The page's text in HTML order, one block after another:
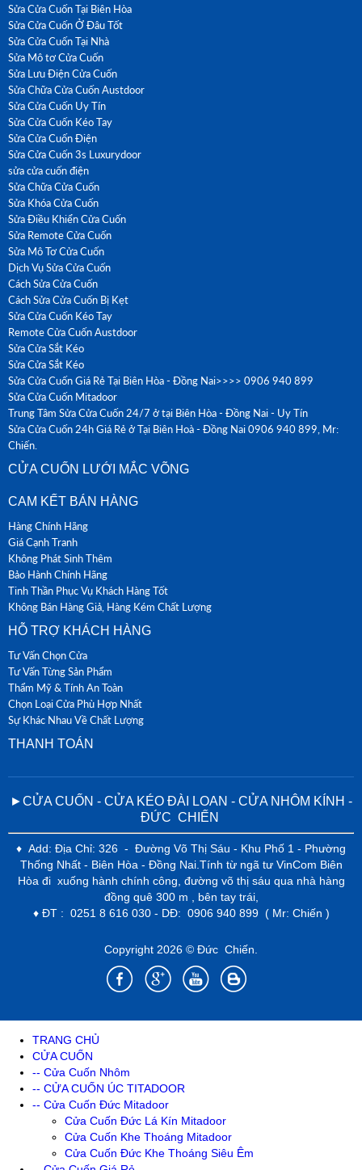
Sửa Cửa Cuốn Tại Biên Hòa
Sửa Cửa Cuốn Ở Đâu Tốt
Sửa Cửa Cuốn Tại Nhà
Sửa Mô tơ Cửa Cuốn
Sửa Lưu Điện Cửa Cuốn
Sửa Chữa Cửa Cuốn Austdoor
Sửa Cửa Cuốn Uy Tín
Sửa Cửa Cuốn Kéo Tay
Sửa Cửa Cuốn Điện
Sửa Cửa Cuốn 3s Luxurydoor
sửa cửa cuốn điện
Sửa Chữa Cửa Cuốn
Sửa Khóa Cửa Cuốn
Sửa Điều Khiển Cửa Cuốn
Sửa Remote Cửa Cuốn
Sửa Mô Tơ Cửa Cuốn
Dịch Vụ Sửa Cửa Cuốn
Cách Sửa Cửa Cuốn
Cách Sửa Cửa Cuốn Bị Kẹt
Sửa Cửa Cuốn Kéo Tay
Remote Cửa Cuốn Austdoor
Sửa Cửa Sắt Kéo
Sửa Cửa Sắt Kéo
Sửa Cửa Cuốn Giá Rẻ Tại Biên Hòa - Đồng Nai>>>> 0906 940 899
Sửa Cửa Cuốn Mitadoor
Trung Tâm Sửa Cửa Cuốn 24/7 ở tại Biên Hòa - Đồng Nai - Uy Tín
Sửa Cửa Cuốn 24h Giá Rẻ ở Tại Biên Hoà - Đồng Nai 0906 940 899, Mr:
Chiến.
CỬA CUỐN LƯỚI MẮC VÕNG
CAM KẾT BÁN HÀNG
Hàng Chính Hãng
Giá Cạnh Tranh
Không Phát Sinh Thêm
Bảo Hành Chính Hãng
Tinh Thần Phục Vụ Khách Hàng Tốt
Không Bán Hàng Giả, Hàng Kém Chất Lượng
HỖ TRỢ KHÁCH HÀNG
Tư Vấn Chọn Cửa
Tư Vấn Từng Sản Phẩm
Thẩm Mỹ & Tính An Toàn
Chọn Loại Cửa Phù Hợp Nhất
Sự Khác Nhau Về Chất Lượng
THANH TOÁN
►CỬA CUỐN - CỬA KÉO ĐÀI LOAN - CỬA NHÔM KÍNH -
ĐỨC CHIẾN
♦ Add: Địa Chỉ: 326 - Đường Võ Thị Sáu - Khu Phố 1 - Phường
Thống Nhất - Biên Hòa - Đồng Nai.Tính từ ngã tư VinCom Biên
Hòa đi xuống hành chính công, đường võ thị sáu qua nhà hàng
đồng quê 300 m , bên tay trái,
♦ ĐT : 0251 8 616 030 - DĐ: 0906 940 899 ( Mr: Chiến )
Copyright 2026 © Đức Chiến.
TRANG CHỦ
CỬA CUỐN
-- Cửa Cuốn Nhôm
-- CỬA CUỐN ÚC TITADOOR
-- Cửa Cuốn Đức Mitadoor
Cửa Cuốn Đức Lá Kín Mitadoor
Cửa Cuốn Khe Thoáng Mitadoor
Cửa Cuốn Đức Khe Thoáng Siêu Êm